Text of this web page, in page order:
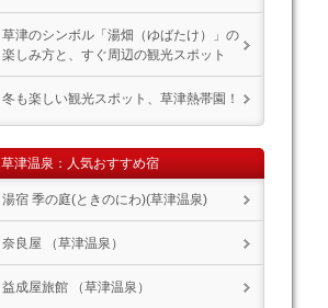
草津のシンボル「湯畑（ゆばたけ）」の
楽しみ方と、すぐ周辺の観光スポット
冬も楽しい観光スポット、草津熱帯園！
草津温泉：人気おすすめ宿
湯宿 季の庭(ときのにわ)(草津温泉)
奈良屋 （草津温泉）
益成屋旅館 （草津温泉）